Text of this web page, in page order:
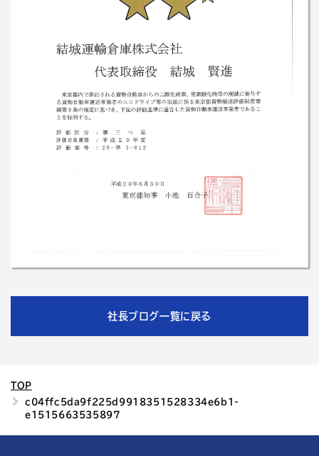
社長ブログ一覧に戻る
TOP
c04ffc5da9f225d9918351528334e6b1-
e1515663535897